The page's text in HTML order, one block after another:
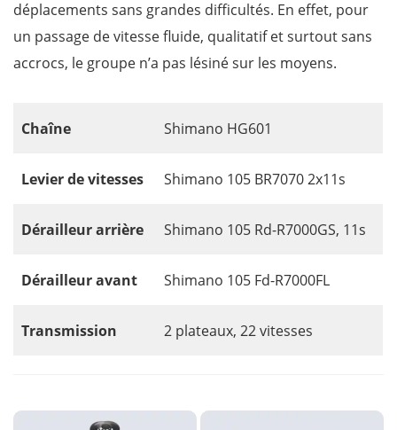
déplacements sans grandes difficultés. En effet, pour
un passage de vitesse fluide, qualitatif et surtout sans
accrocs, le groupe n’a pas lésiné sur les moyens.
Chaîne Shimano HG601
Levier de vitesses Shimano 105 BR7070 2x11s
Dérailleur arrière Shimano 105 Rd-R7000GS, 11s
Dérailleur avant Shimano 105 Fd-R7000FL
Transmission 2 plateaux, 22 vitesses